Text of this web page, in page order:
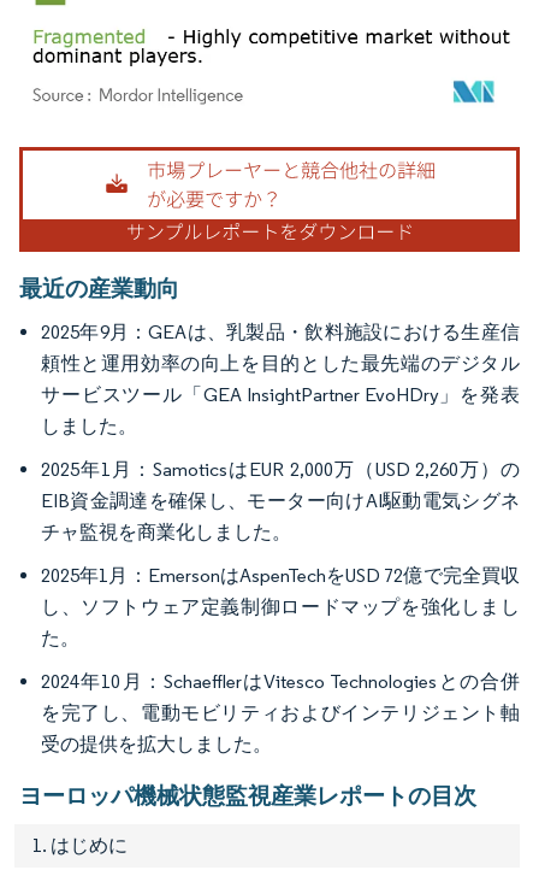
画像 © Mordor Intelligence。再利用にはCC BY 4.0の表示が必要です。
最近の産業動向
2025年9月：GEAは、乳製品・飲料施設における生産信
頼性と運用効率の向上を目的とした最先端のデジタル
サービスツール「GEA InsightPartner EvoHDry」を発表
しました。
2025年1月：SamoticsはEUR 2,000万（USD 2,260万）の
EIB資金調達を確保し、モーター向けAI駆動電気シグネ
チャ監視を商業化しました。
2025年1月：EmersonはAspenTechをUSD 72億で完全買収
し、ソフトウェア定義制御ロードマップを強化しまし
た。
2024年10月：SchaefflerはVitesco Technologiesとの合併
を完了し、電動モビリティおよびインテリジェント軸
受の提供を拡大しました。
ヨーロッパ機械状態監視産業レポートの目次
1. はじめに